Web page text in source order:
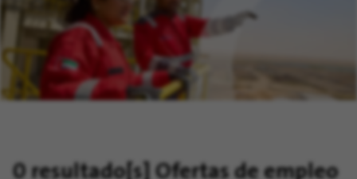
0 resultado[s]Ofertas de empleo